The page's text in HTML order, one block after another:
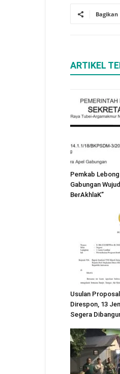
Bagikan
ARTIKEL
Pemkab
Gabungan
BerAkhlaK”
Usulan
Direspon, 13
Segera